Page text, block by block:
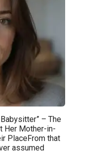
– The
Her Mother-in-
PlaceFrom that
assumed